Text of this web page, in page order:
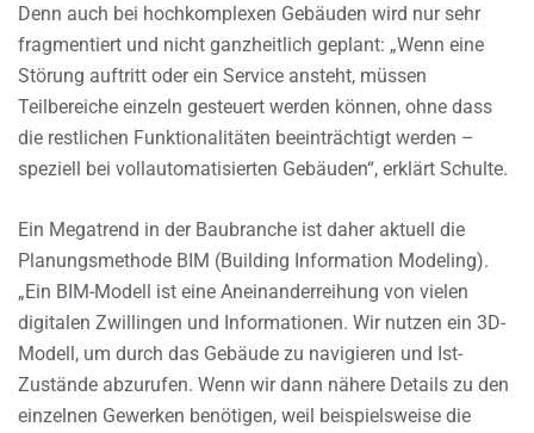
Denn auch bei hochkomplexen Gebäuden wird nur sehr
fragmentiert und nicht ganzheitlich geplant: „Wenn eine
Störung auftritt oder ein Service ansteht, müssen
Teilbereiche einzeln gesteuert werden können, ohne dass
die restlichen Funktionalitäten beeinträchtigt werden –
speziell bei vollautomatisierten Gebäuden“, erklärt Schulte.
Ein Megatrend in der Baubranche ist daher aktuell die
Planungsmethode BIM (Building Information Modeling).
„Ein BIM-Modell ist eine Aneinanderreihung von vielen
digitalen Zwillingen und Informationen. Wir nutzen ein 3D-
Modell, um durch das Gebäude zu navigieren und Ist-
Zustände abzurufen. Wenn wir dann nähere Details zu den
einzelnen Gewerken benötigen, weil beispielsweise die